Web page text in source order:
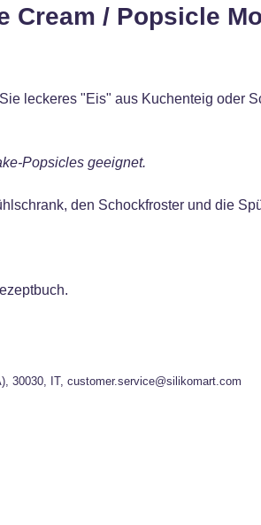
Cream / Popsicle
leckeres "Eis" aus Kuchenteig
Popsicles geeignet.
den Schockfroster und die
30030, IT, customer.service@silikomart.com